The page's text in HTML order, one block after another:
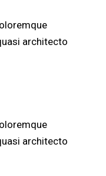
architecto
architecto